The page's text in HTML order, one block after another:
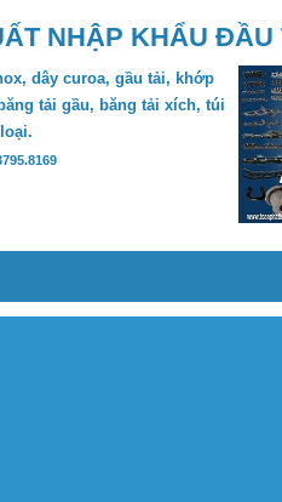
NHẬP KHẨU
dây curoa, gầu tải, khớp
tải gầu, băng tải xích, túi